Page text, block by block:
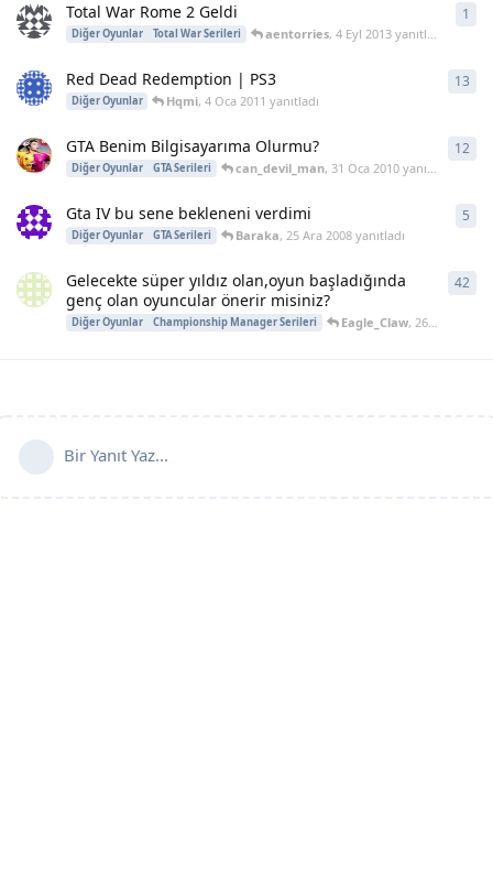
Total War Rome 2 Geldi
Diğer Oyunlar Total War Serileri aentorries, 4 Eyl 2013yanıtladı
1
Red Dead Redemption | PS3
Diğer Oyunlar Hqmi,4 Oca 2011 yanıtladı
13
GTA Benim Bilgisayarıma Olurmu?
Diğer Oyunlar GTA Serileri can_devil_man, 31 Oca 2010yanıtladı
12
Gta IV bu sene bekleneni verdimi
Diğer Oyunlar GTA Serileri Baraka, 25 Ara 2008yanıtladı
5
Gelecekte süper yıldız olan,oyun başladığında
genç olan oyuncular önerir misiniz?
Diğer Oyunlar Championship Manager Serileri Eagle_Claw, 26 Haz 2004
42
Bir Yanıt Yaz...